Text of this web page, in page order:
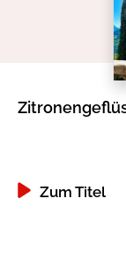
Zum Titel